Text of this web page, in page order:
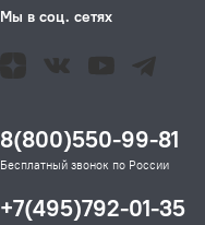
Мы в соц. сетях
8(800)550-99-81
Бесплатный звонок по России
+7(495)792-01-35